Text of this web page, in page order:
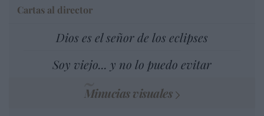
Cartas al director
Dios es el señor de los eclipses
Soy viejo... y no lo puedo evitar
Minucias visuales